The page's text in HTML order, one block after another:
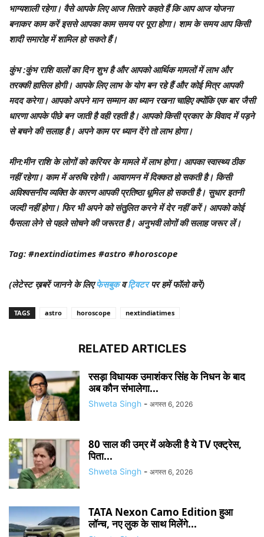
भाग्यशाली रहेगा। वैसे आपके लिए आज सितारे कहते हैं कि आप आज योजना
बनाकर काम करें इससे आपका काम समय पर पूरा होगा। शाम के समय आप किसी
शादी समारोह में शामिल हो सकते हैं।
कुंभ:कुंभ राशि वालों का दिन शुभ है और आपको आर्थिक मामलों में लाभ और
तरक्‍की हासिल होगी। आपके लिए लाभ के योग बन रहे हैं और कोई मित्र आपकी
मदद करेगा। आपको अपने मान सम्मान का ध्यान रखना चाहिए क्योंकि एक बार जैसी
धारणा आपके पीछे बन जाती है वही रहती है। आपको किसी प्रकार के विवाद में पड़ने
से बचने की सलाह है। अपने काम पर ध्‍यान देंगे तो लाभ होगा।
मीन:मीन राशि के लोगों को करियर के मामले में लाभ होगा। आपका स्वास्थ्य ठीक
नहीं रहेगा। काम में अरुचि रहेगी। आवागमन में दिक्कत हो सकती है। किसी
अविश्वसनीय व्यक्ति के कारण आपकी प्रतिष्ठा धूमिल हो सकती है। सुधार इतनी
जल्दी नहीं होगा। फिर भी अपने को संतुलित करने में देर नहीं करें। आपको कोई
फैसला लेने से पहले सोचने की जरूरत है। अनुभवी लोगों की सलाह जरूर लें।
Tag: #nextindiatimes #astro #horoscope
(लेटेस्ट ख़बरें जानने के लिएफेसबुकवट्विटरपर हमें फॉलो करें)
TAGS astro horoscope nextindiatimes
RELATED ARTICLES
रसड़ा विधायक उमाशंकर सिंह के निधन के बाद
अब कौन संभालेगा...
Shweta Singh - अगस्त 6, 2026
80 साल की उम्र में अकेली है ये TV एक्ट्रेस,
पिता...
Shweta Singh - अगस्त 6, 2026
TATA Nexon Camo Edition हुआ
लॉन्च, नए लुक के साथ मिलेंगे...